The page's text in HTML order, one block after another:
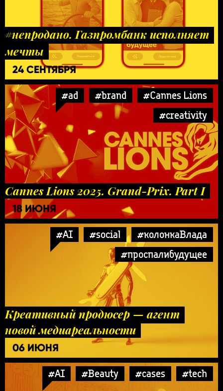
#непродано. Газпромбанк исполняет
мечты
24 СЕНТЯБРЯ
#ad #brand
#Cannes Lions
#creativity
Cannes Lions 2025. Grand-Prix. Part I
18 ИЮНЯ
#AI #social
#колонкаВлада
#проспалибудущее
Креативный продюсер — агент
новой медиареальности
06 ИЮНЯ
#AI #Beauty #cases #tech